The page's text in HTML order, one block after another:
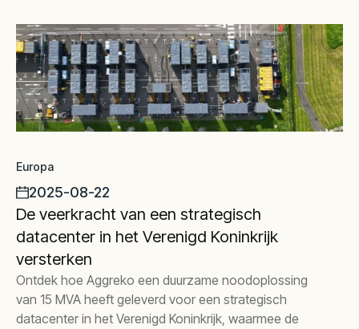
Europa
2025-08-22
De veerkracht van een strategisch
datacenter in het Verenigd Koninkrijk
versterken
Ontdek hoe Aggreko een duurzame noodoplossing
van 15 MVA heeft geleverd voor een strategisch
datacenter in het Verenigd Koninkrijk, waarmee de